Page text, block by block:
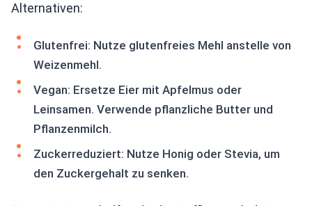
Alternativen:
Glutenfrei: Nutze glutenfreies Mehl anstelle von
Weizenmehl.
Vegan: Ersetze Eier mit Apfelmus oder
Leinsamen. Verwende pflanzliche Butter und
Pflanzenmilch.
Zuckerreduziert: Nutze Honig oder Stevia, um
den Zuckergehalt zu senken.